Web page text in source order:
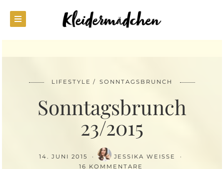
LIFESTYLE SONNTAGSBRUNCH
Sonntagsbrunch
23/2015
14. JUNI 2015
JESSIKA WEISSE
16 KOMMENTARE